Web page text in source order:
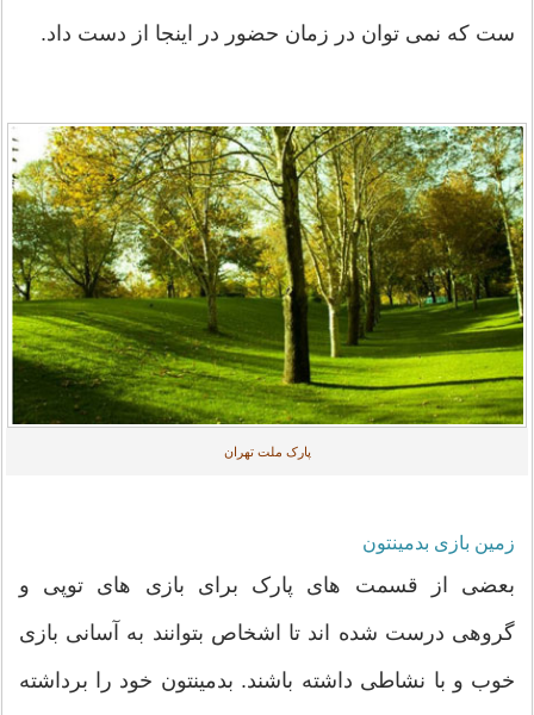
ست که نمی توان در زمان حضور در اینجا از دست داد.
پارک ملت تهران
زمین بازی بدمینتون
بعضی از قسمت های پارک برای بازی های توپی و
گروهی درست شده اند تا اشخاص بتوانند به آسانی بازی
خوب و با نشاطی داشته باشند. بدمینتون خود را برداشته